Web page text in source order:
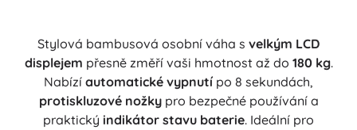
Stylová bambusová osobní váha s velkým LCD
displejem přesně změří vaši hmotnost až do 180 kg.
Nabízí automatické vypnutí po 8 sekundách,
protiskluzové nožkypro bezpečné používání a
praktický indikátor stavu baterie. Ideální pro